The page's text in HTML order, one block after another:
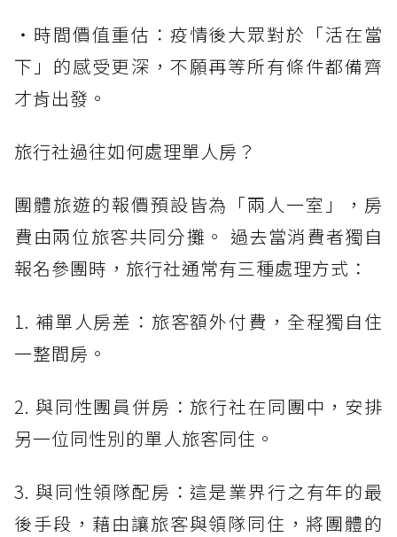
・時間價值重估：疫情後大眾對於「活在當
下」的感受更深，不願再等所有條件都備齊
才肯出發。
旅行社過往如何處理單人房？
團體旅遊的報價預設皆為「兩人一室」，房
費由兩位旅客共同分攤。 過去當消費者獨自
報名參團時，旅行社通常有三種處理方式：
1. 補單人房差：旅客額外付費，全程獨自住
一整間房。
2. 與同性團員併房：旅行社在同團中，安排
另一位同性別的單人旅客同住。
3. 與同性領隊配房：這是業界行之有年的最
後手段，藉由讓旅客與領隊同住，將團體的